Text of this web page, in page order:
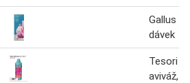
Gallus
dávek
Tesori
aviváž,